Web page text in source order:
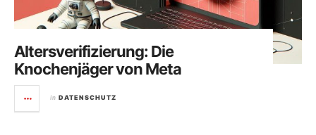
Altersverifizierung: Die
Knochenjäger von Meta
in DATENSCHUTZ